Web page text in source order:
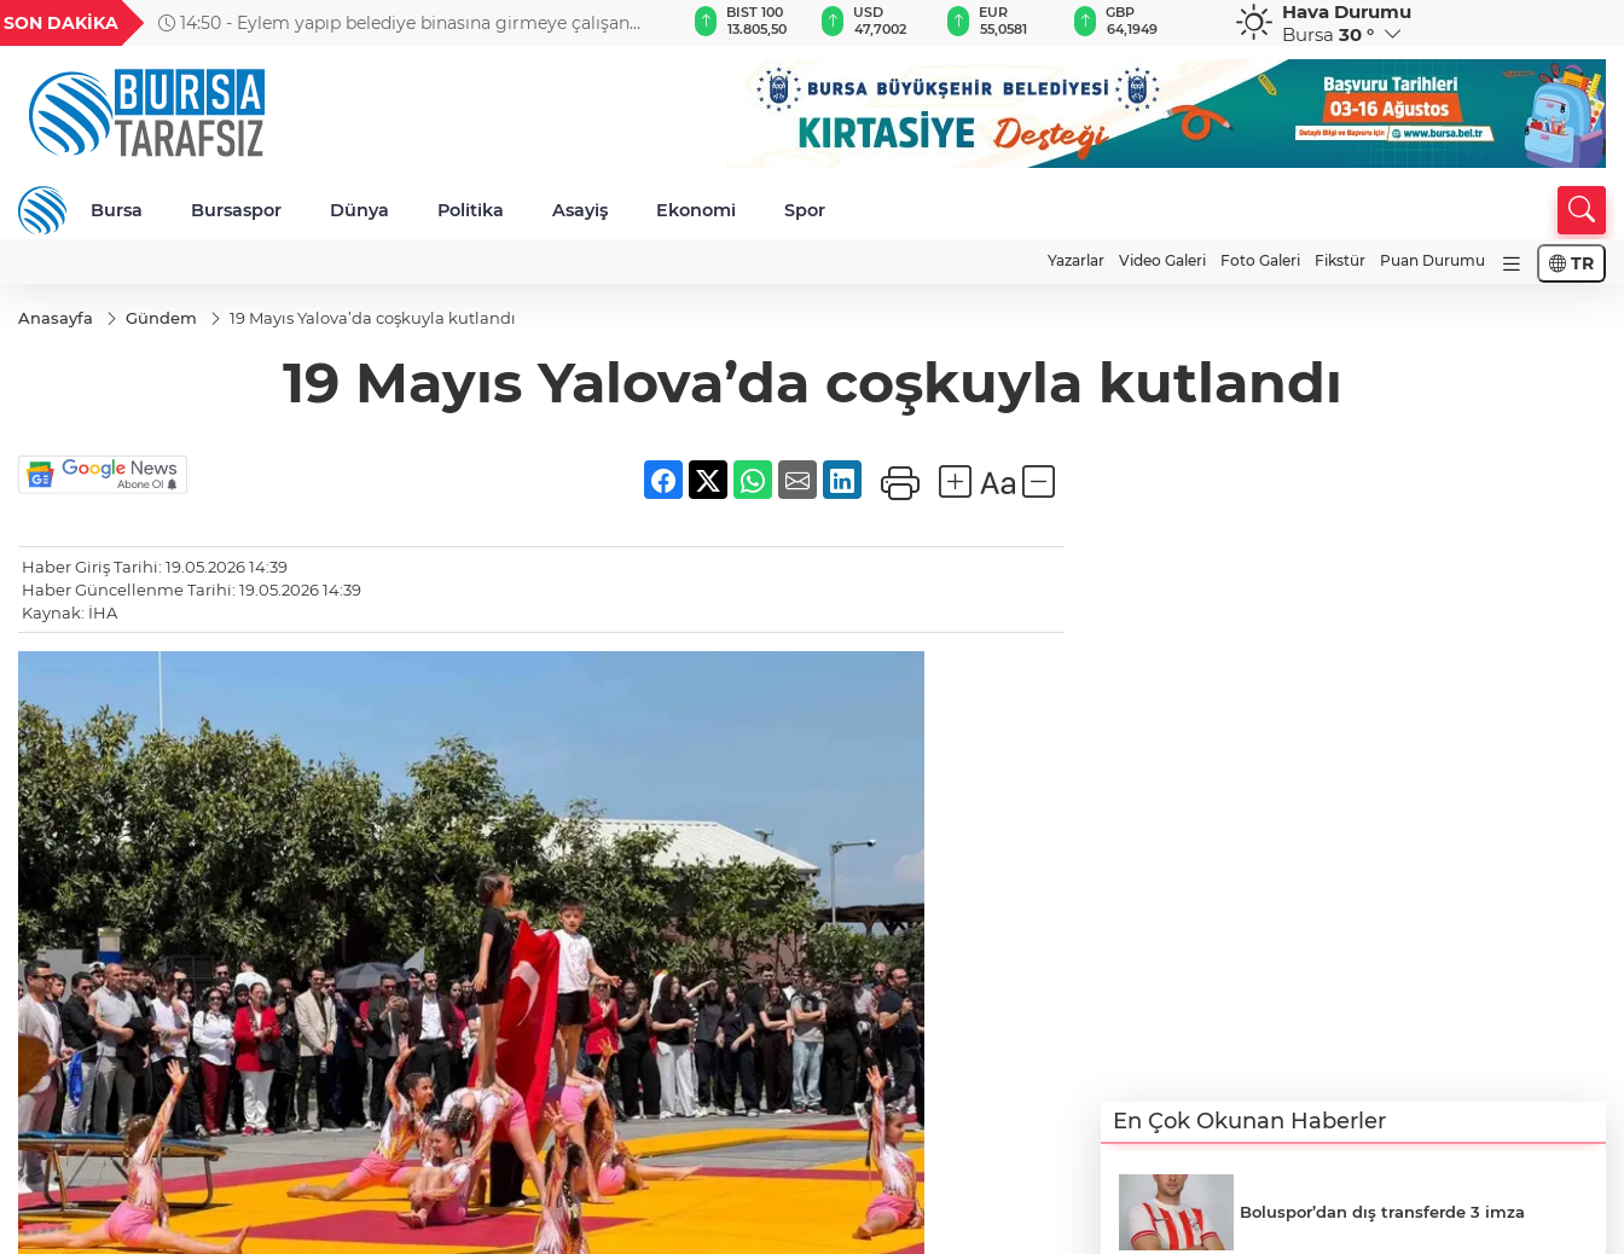
SON DAKİKA
14:50 - Eylem yapıp belediye binasına girmeye çalışan
18,2410
TND
16,2411
BGN
27,9743
0,0018
6.618,53
BIST 100
13.805,50
USD
47,7002
EUR
55,0581
GBP
64,1949
CHF
58,8383
CAD
34,0639
Hava Durumu
Bursa 30 °
Bursa Bursaspor Dünya Politika Asayiş Ekonomi Spor
Yazarlar Video Galeri Foto Galeri Fikstür Puan Durumu TR
Anasayfa Gündem 19 Mayıs Yalova’da coşkuyla kutlandı
19 Mayıs Yalova’da coşkuyla kutlandı
Haber Giriş Tarihi: 19.05.2026 14:39
Haber Güncellenme Tarihi: 19.05.2026 14:39
Kaynak: İHA
En Çok Okunan Haberler
Boluspor’dan dış transferde 3 imza